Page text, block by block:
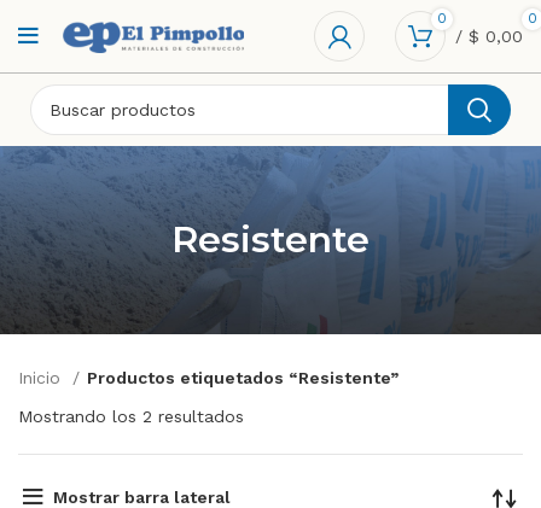
0 0
/ $ 0,00
Resistente
Inicio
Productos etiquetados “Resistente”
Mostrando los 2 resultados
Mostrar barra lateral